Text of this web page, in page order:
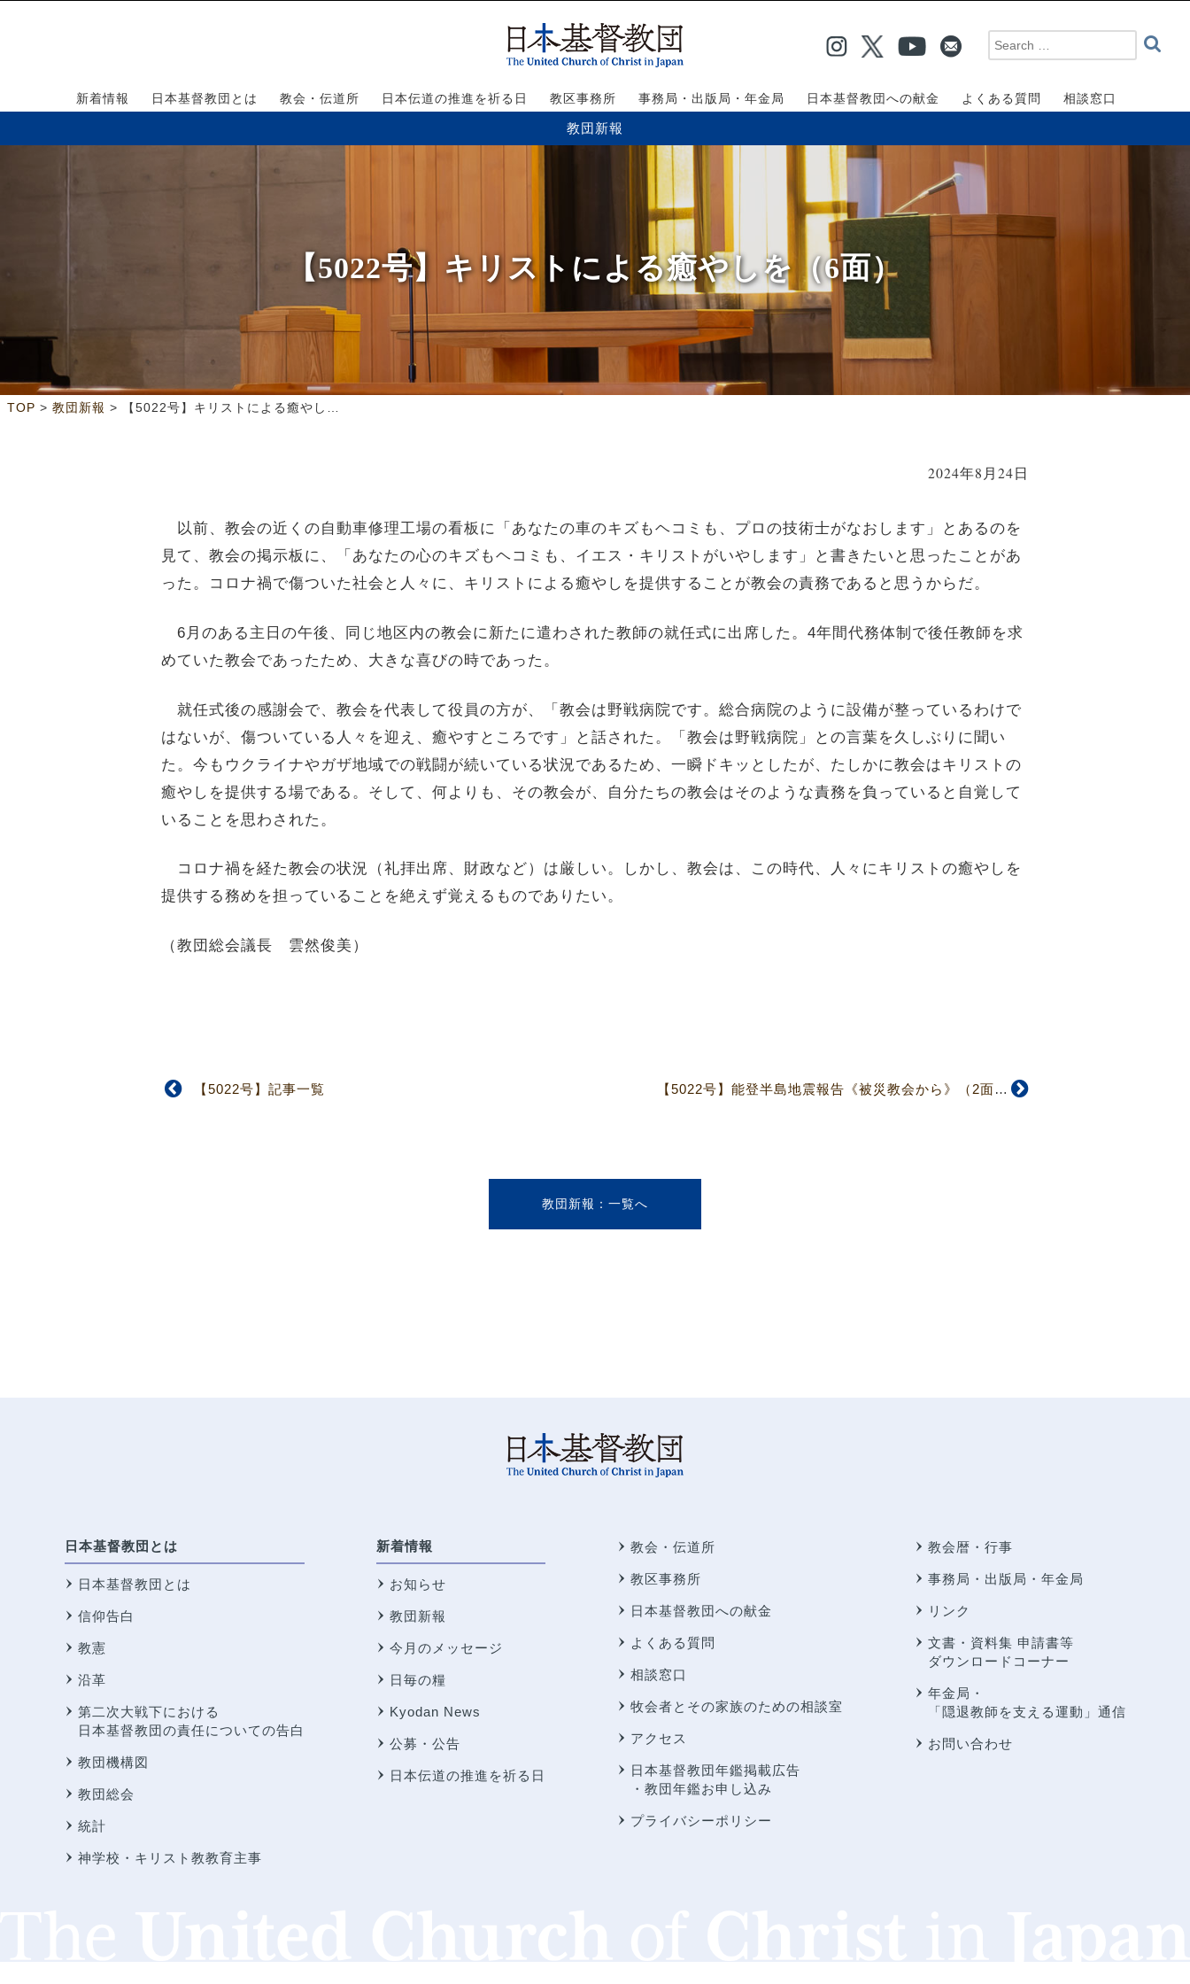
新着情報 日本基督教団とは 教会・伝道所 日本伝道の推進を祈る日 教区事務所 事務局・出版局・年金局 日本基督教団への献金 よくある質問 相談窓口
教団新報
【5022号】キリストによる癒やしを（6面）
TOP > 教団新報 > 【5022号】キリストによる癒やしを（6面）
2024年8月24日
以前、教会の近くの自動車修理工場の看板に「あなたの車のキズもヘコミも、プロの技術士がなおします」とあるのを
見て、教会の掲示板に、「あなたの心のキズもヘコミも、イエス・キリストがいやします」と書きたいと思ったことがあ
った。コロナ禍で傷ついた社会と人々に、キリストによる癒やしを提供することが教会の責務であると思うからだ。
6月のある主日の午後、同じ地区内の教会に新たに遣わされた教師の就任式に出席した。4年間代務体制で後任教師を求
めていた教会であったため、大きな喜びの時であった。
就任式後の感謝会で、教会を代表して役員の方が、「教会は野戦病院です。総合病院のように設備が整っているわけで
はないが、傷ついている人々を迎え、癒やすところです」と話された。「教会は野戦病院」との言葉を久しぶりに聞い
た。今もウクライナやガザ地域での戦闘が続いている状況であるため、一瞬ドキッとしたが、たしかに教会はキリストの
癒やしを提供する場である。そして、何よりも、その教会が、自分たちの教会はそのような責務を負っていると自覚して
いることを思わされた。
コロナ禍を経た教会の状況（礼拝出席、財政など）は厳しい。しかし、教会は、この時代、人々にキリストの癒やしを
提供する務めを担っていることを絶えず覚えるものでありたい。
（教団総会議長 雲然俊美）
【5022号】記事一覧 【5022号】能登半島地震報告《被災教会から》（2面）
教団新報
日本基督教団とは
日本基督教団とは
信仰告白
教憲
沿革
第二次大戦下における
日本基督教団の責任についての告白
教団機構図
教団総会
統計
神学校・キリスト教教育主事
新着情報
お知らせ
教団新報
今月のメッセージ
日毎の糧
Kyodan News
公募・公告
日本伝道の推進を祈る日
教会・伝道所
教区事務所
日本基督教団への献金
よくある質問
相談窓口
牧会者とその家族のための相談室
アクセス
日本基督教団年鑑掲載広告
・教団年鑑お申し込み
プライバシーポリシー
教会暦・行事
事務局・出版局・年金局
リンク
文書・資料集 申請書等
ダウンロードコーナー
年金局・
「隠退教師を支える運動」通信
お問い合わせ